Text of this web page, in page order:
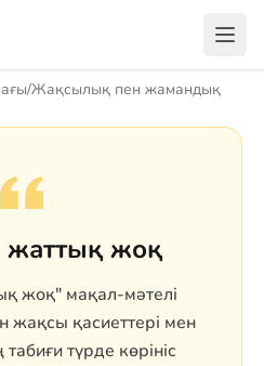
/Жақсылық пен жамандық
жоқ
жоқ" мақал-мәтелі
жақсы қасиеттері мен
түрде көрініс